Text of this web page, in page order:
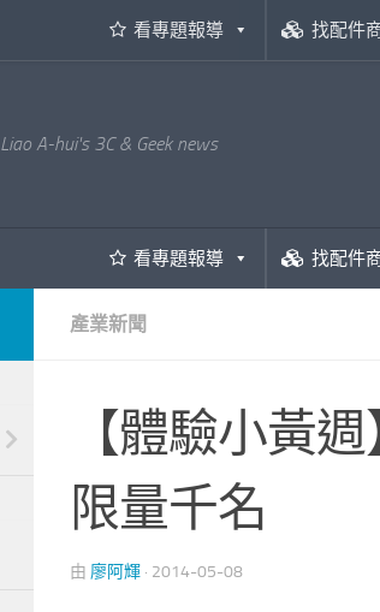
看專題報導 找配件
Liao A-hui's 3C & Geek news
看專題報導 找配件
產業新聞
【體驗小黃
限量千名
由 廖阿輝 · 2014-05-08